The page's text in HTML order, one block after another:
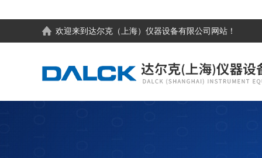
欢迎来到达尔克（上海）仪器设备有限公司 网站！